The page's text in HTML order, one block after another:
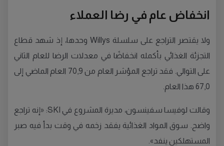
انخفاض عام في رضا العملاء
ولا يقتصر التراجع على سلسلة Willys وحدها، إذ شهد قطاع
التجزئة الغذائي بأكمله انخفاضًا في معدلات الرضا للعام الثاني
على التوالي. فقد تراجع المؤشر العام من 70,9 العام الماضي إلى
67,0 هذا العام.
وقالت لوفيسا سفينسون، مديرة المشروع في SKI: «إنه تراجع
واضح. سوق المواد الغذائية يفقد زخمه في وقت بدأ فيه صبر
المستهلكين ينفد».